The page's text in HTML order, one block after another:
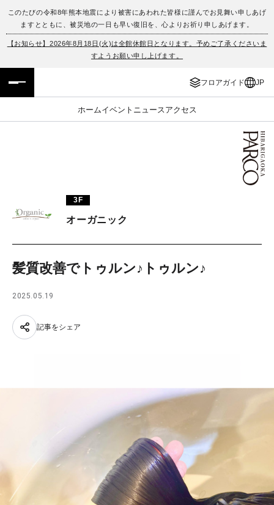
このたびの令和8年熊本地震により被害にあわれた皆様に謹んでお見舞い申しあげ
ますとともに、被災地の一日も早い復旧を、心よりお祈り申しあげます。
【お知らせ】2026年8月18日(火)は全館休館日となります。予めご了承くださいま
すようお願い申し上げます。
フロアガイド JP
ホームイベント ニュース アクセス
フロアガイド
イベント・ポップアップ
ニュース
PARCOメンバーズ
ENGLISH
簡体字
한국어
3F
オーガニック
髪質改善でトゥルン♪トゥルン♪
2025.05.19
記事をシェア